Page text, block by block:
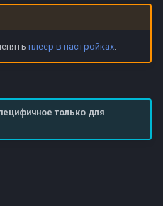
плеер в настройках.
только для